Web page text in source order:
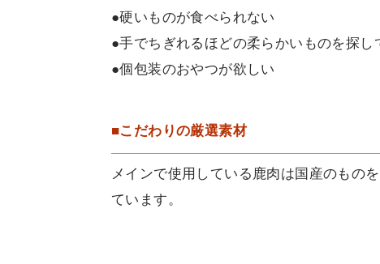
●硬いものが食べられない
●手でちぎれるほどの柔らかいものを探し
●個包装のおやつが欲しい
■こだわりの厳選素材
メインで使用している鹿肉は国産のもの
ています。